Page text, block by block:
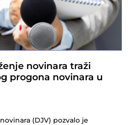
novinara traži
progona novinara u
(DJV) pozvalo je